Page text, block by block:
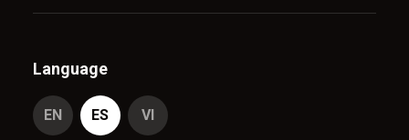
Language
EN ES VI